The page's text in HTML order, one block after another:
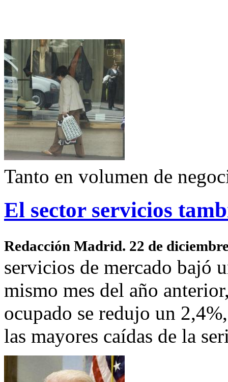
Tanto en volumen de
El sector servicios
Redacción Madrid. 22 de
servicios de mercado bajó
mismo mes del año
ocupado se redujo un
las mayores caídas de la